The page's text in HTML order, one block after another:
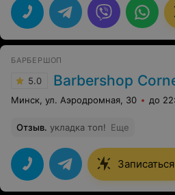
БАРБЕРШОП
5.0 Barbershop
Минск, ул. Аэродромная, 30 до
Отзыв. укладка топ! Еще